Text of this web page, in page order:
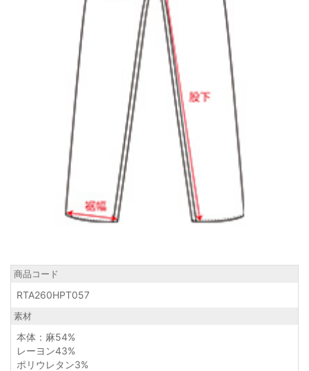
商品コード
RTA260HPT057
素材
本体：麻54%
レーヨン43%
ポリウレタン3%